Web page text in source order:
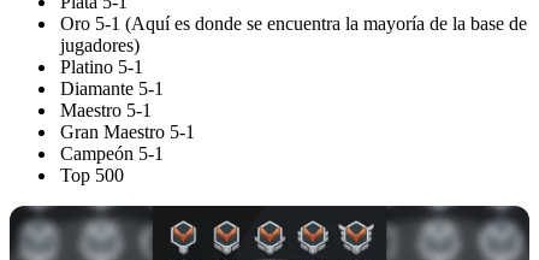
Oro 5-1 (Aquí es donde se encuentra la mayoría de la base de
jugadores)
Platino 5-1
Diamante 5-1
Maestro 5-1
Gran Maestro 5-1
Campeón 5-1
Top 500